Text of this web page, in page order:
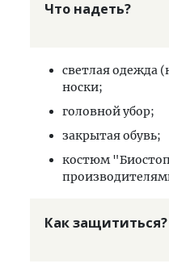
Что надеть?
светлая одежда
носки;
головной убор;
закрытая обувь;
костюм
Как защититься?